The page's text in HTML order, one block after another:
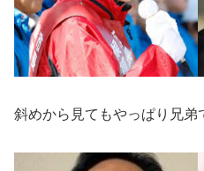
斜めから見てもやっぱり兄弟